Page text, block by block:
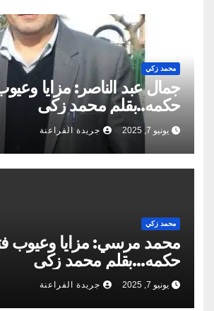
محمد زكي
جمال عبد الناصر: مزايا
حكمه..بقلم محمد زكى
يونيو 7, 2025 جريدة الفراعنة
محمد زكي
محمد مرسي: مزايا وعيوب
حكمه…بقلم محمد زكى
يونيو 7, 2025 جريدة الفراعنة